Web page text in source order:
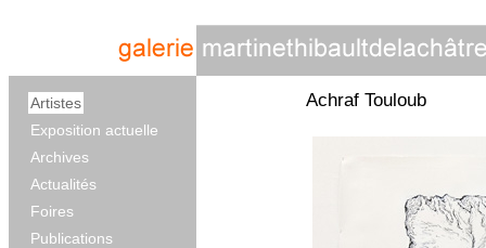
Artistes
Exposition actuelle
Archives
Actualités
Foires
Publications
Achraf Touloub